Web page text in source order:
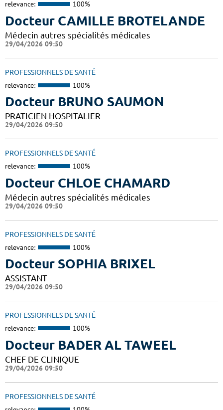
relevance: 100%
Docteur CAMILLE BROTELANDE
Médecin autres spécialités médicales
29/04/2026 09:50
PROFESSIONNELS DE SANTÉ
relevance: 100%
Docteur BRUNO SAUMON
PRATICIEN HOSPITALIER
29/04/2026 09:50
PROFESSIONNELS DE SANTÉ
relevance: 100%
Docteur CHLOE CHAMARD
Médecin autres spécialités médicales
29/04/2026 09:50
PROFESSIONNELS DE SANTÉ
relevance: 100%
Docteur SOPHIA BRIXEL
ASSISTANT
29/04/2026 09:50
PROFESSIONNELS DE SANTÉ
relevance: 100%
Docteur BADER AL TAWEEL
CHEF DE CLINIQUE
29/04/2026 09:50
PROFESSIONNELS DE SANTÉ